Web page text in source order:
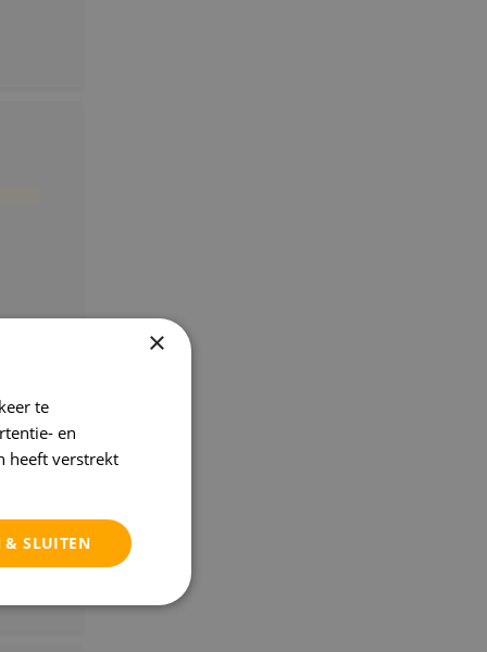
×
te
en
heeft verstrekt
& SLUITEN